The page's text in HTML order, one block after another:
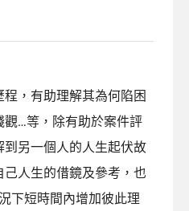
，有助理解其為何陷困
觀…等，除有助於案件評
另一個人的人生起伏故
人生的借鏡及參考，也
下短時間內增加彼此理